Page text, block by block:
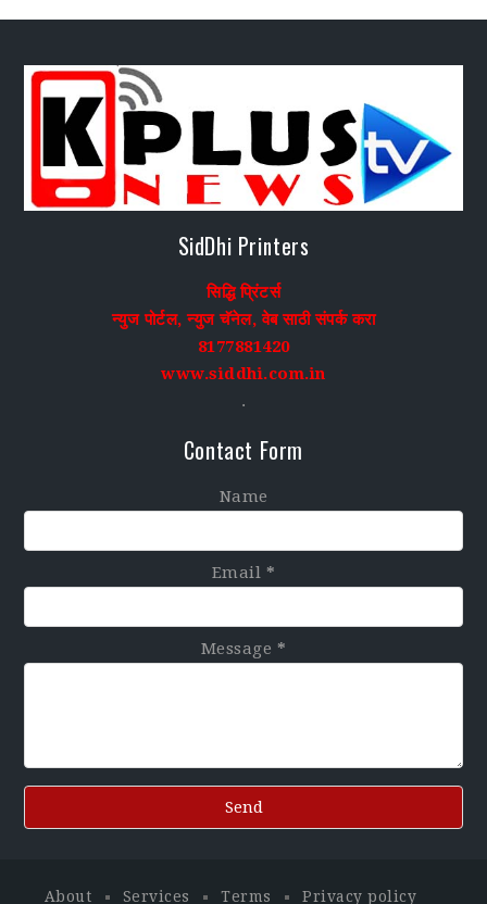
SidDhi Printers
सिद्धि प्रिंटर्स
न्युज पोर्टल, न्युज चॅनेल, वेब साठी संपर्क करा
8177881420
www.siddhi.com.in
.
Contact Form
Name
Email *
Message *
About Services Terms Privacy policy